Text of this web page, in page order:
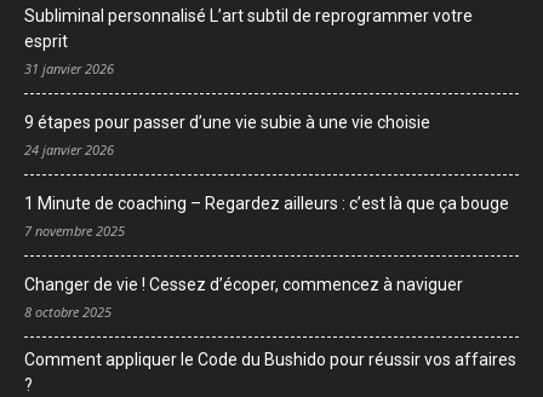
Subliminal personnalisé L’art subtil de reprogrammer votre
esprit
31 janvier 2026
9 étapes pour passer d’une vie subie à une vie choisie
24 janvier 2026
1 Minute de coaching – Regardez ailleurs : c’est là que ça bouge
7 novembre 2025
Changer de vie ! Cessez d’écoper, commencez à naviguer
8 octobre 2025
Comment appliquer le Code du Bushido pour réussir vos affaires
?